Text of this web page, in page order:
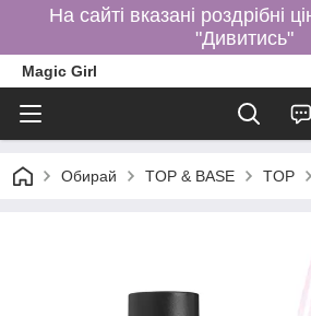
На сайті вказані роздрібні
"Дивитись"
Magic Girl
Обирай TOP & BASE TOP